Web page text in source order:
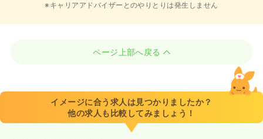
※キャリアアドバイザーとのやりとりは発生しません
ページ上部へ戻る
イメージに合う求人は見つかりましたか？
他の求人も比較してみましょう！